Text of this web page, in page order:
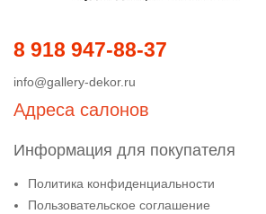
8 918 947-88-37
info@gallery-dekor.ru
Адреса салонов
Информация для покупателя
Политика конфиденциальности
Пользовательское соглашение